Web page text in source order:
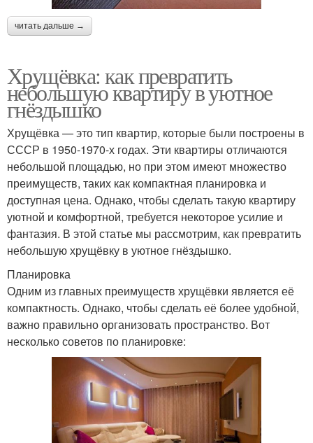
читать дальше →
Хрущёвка: как превратить
небольшую квартиру в уютное
гнёздышко
Хрущёвка — это тип квартир, которые были построены в
СССР в 1950-1970-х годах. Эти квартиры отличаются
небольшой площадью, но при этом имеют множество
преимуществ, таких как компактная планировка и
доступная цена. Однако, чтобы сделать такую квартиру
уютной и комфортной, требуется некоторое усилие и
фантазия. В этой статье мы рассмотрим, как превратить
небольшую хрущёвку в уютное гнёздышко.
Планировка
Одним из главных преимуществ хрущёвки является её
компактность. Однако, чтобы сделать её более удобной,
важно правильно организовать пространство. Вот
несколько советов по планировке: